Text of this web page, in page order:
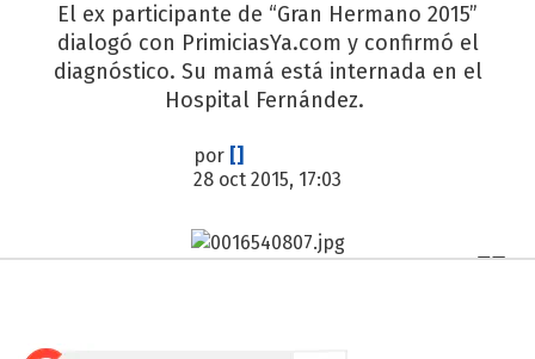
El ex participante de “Gran Hermano 2015”
dialogó con PrimiciasYa.com y confirmó el
diagnóstico. Su mamá está internada en el
Hospital Fernández.
por []
28 oct 2015, 17:03